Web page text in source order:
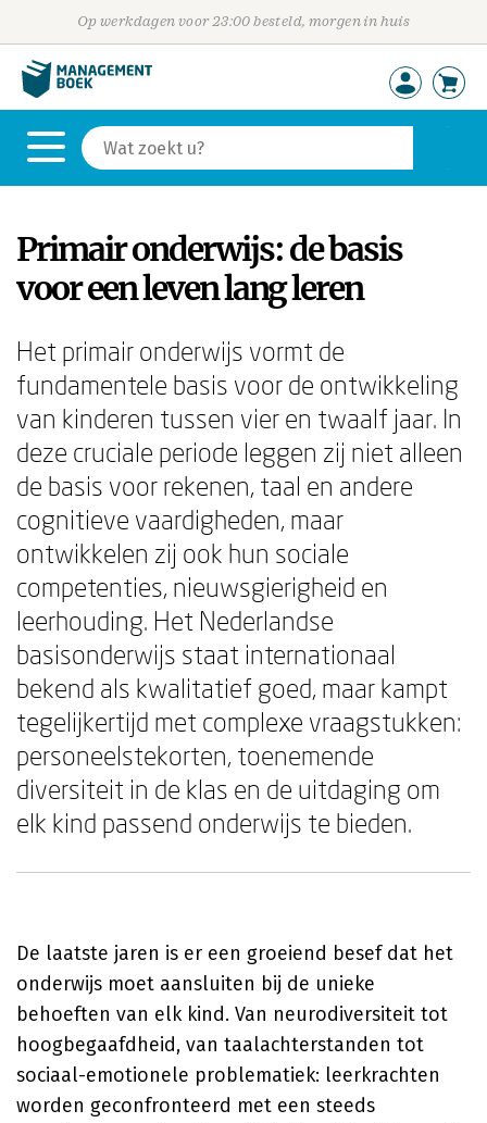
Op werkdagen voor 23:00 besteld, morgen in huis
Primair onderwijs: de basis
voor een leven lang leren
Het primair onderwijs vormt de
fundamentele basis voor de ontwikkeling
van kinderen tussen vier en twaalf jaar. In
deze cruciale periode leggen zij niet alleen
de basis voor rekenen, taal en andere
cognitieve vaardigheden, maar
ontwikkelen zij ook hun sociale
competenties, nieuwsgierigheid en
leerhouding. Het Nederlandse
basisonderwijs staat internationaal
bekend als kwalitatief goed, maar kampt
tegelijkertijd met complexe vraagstukken:
personeelstekorten, toenemende
diversiteit in de klas en de uitdaging om
elk kind passend onderwijs te bieden.
De laatste jaren is er een groeiend besef dat het
onderwijs moet aansluiten bij de unieke
behoeften van elk kind. Van neurodiversiteit tot
hoogbegaafdheid, van taalachterstanden tot
sociaal-emotionele problematiek: leerkrachten
worden geconfronteerd met een steeds